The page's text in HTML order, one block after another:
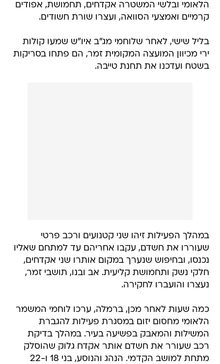
הלאומי ובלשי המשטרה אקדחים, תחמושת, אפודים
קרמיים ואמצעי הסוואה, ועצרו שורת חשודים.
בליל שישי, לאחר שלוחמי מג"ב איו"ש שמעו קולות
ירי מכיוון המועצה המקומית זמר, הם פתחו בסריקות
בשטח ועדכנו את תחנת טייבה.
במהלך הפעילות זיהו שני קטנועים ורכב פרטי
שעוררו את חשדם, עקבו אחריהם עד למתחם שאליו
נכנסו, ובחיפוש שנערך במקום אותרו שני אקדחים,
חלקי נשק ותחמושת קליעית. אב ובנו, תושבי זמר,
נעצרו והועברו לחקירה.
כמה שעות לאחר מכן, ברמלה, ערכו לוחמי המשמר
הלאומי מחסום יזום במסגרת פעילות להגברת
המשילות והמאבק בפשיעה בעיר. במהלך בדיקת
רכב שעורר את חשדם אותר אקדח גלוק שהוסלק
מתחת למושב הקדמי. הנהג והנוסע, בני 18 ו-22